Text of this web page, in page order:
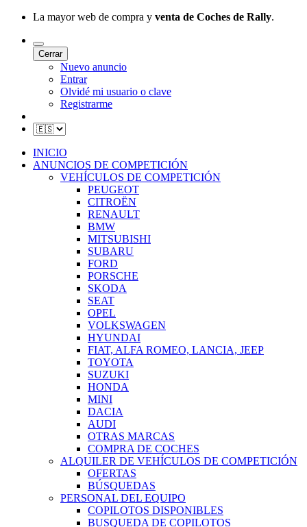
La mayor web de compra y venta de Coches de Rally.
Cerrar
Nuevo anuncio
Entrar
Olvidé mi usuario o clave
Registrarme
INICIO
ANUNCIOS DE COMPETICIÓN
VEHÍCULOS DE COMPETICIÓN
PEUGEOT
CITROËN
RENAULT
BMW
MITSUBISHI
SUBARU
FORD
PORSCHE
SKODA
SEAT
OPEL
VOLKSWAGEN
HYUNDAI
FIAT, ALFA ROMEO, LANCIA, JEEP
TOYOTA
SUZUKI
HONDA
MINI
DACIA
AUDI
OTRAS MARCAS
COMPRA DE COCHES
ALQUILER DE VEHÍCULOS DE COMPETICIÓN
OFERTAS
BÚSQUEDAS
PERSONAL DEL EQUIPO
COPILOTOS DISPONIBLES
BUSQUEDA DE COPILOTOS